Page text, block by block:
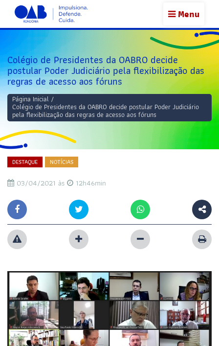
Menu
Colégio de Presidentes da OABRO decide
postular Poder Judiciário pela flexibilização das
regras de acesso aos fóruns
Página Inicial /
Colégio de Presidentes da OABRO decide postular Poder Judiciário
pela flexibilização das regras de acesso aos fóruns
DESTAQUE NOTÍCIAS
03/04/2021 às 12h46min